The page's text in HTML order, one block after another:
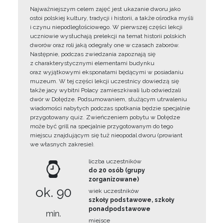
Najważniejszym celem zajęć jest ukazanie dworu jako
ostoi polskiej kultury, tradycji i historii, a także ośrodka myśli
i czynu niepodległościowego. W pierwszej części lekcji
uczniowie wysłuchają prelekcji na temat historii polskich
dworów oraz roli jaką odegrały one w czasach zaborów.
Następnie, podczas zwiedzania zapoznają się
z charakterystycznymi elementami budynku
oraz wyjątkowymi eksponatami będącymi w posiadaniu
muzeum. W tej części lekcji uczestnicy dowiedzą się
także jacy wybitni Polacy zamieszkiwali lub odwiedzali
dwór w Dołędze. Podsumowaniem, służącym utrwaleniu
wiadomości nabytych podczas spotkania będzie specjalnie
przygotowany quiz. Zwieńczeniem pobytu w Dołędze
może być grill na specjalnie przygotowanym do tego
miejscu znajdującym się tuż nieopodal dworu (prowiant
we własnych zakresie).
ok. 90
min.
liczba uczestników
do 20 osób (grupy
zorganizowane)
wiek uczestników
szkoły podstawowe, szkoły
ponadpodstawowe
miejsce